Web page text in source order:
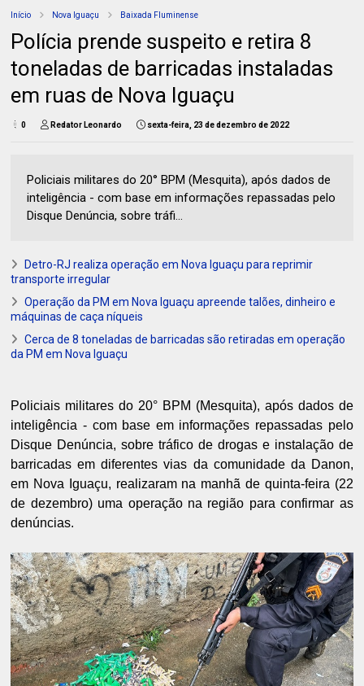
Início Nova Iguaçu Baixada Fluminense
Polícia prende suspeito e retira 8
toneladas de barricadas instaladas
em ruas de Nova Iguaçu
0 Redator Leonardo sexta-feira, 23 de dezembro de 2022
Policiais militares do 20° BPM (Mesquita), após dados de
inteligência - com base em informações repassadas pelo
Disque Denúncia, sobre tráfi...
Detro-RJ realiza operação em Nova Iguaçu para reprimir
transporte irregular
Operação da PM em Nova Iguaçu apreende talões, dinheiro e
máquinas de caça níqueis
Cerca de 8 toneladas de barricadas são retiradas em operação
da PM em Nova Iguaçu
Policiais militares do 20° BPM (Mesquita), após dados de
inteligência - com base em informações repassadas pelo
Disque Denúncia, sobre tráfico de drogas e instalação de
barricadas em diferentes vias da comunidade da Danon,
em Nova Iguaçu, realizaram na manhã de quinta-feira (22
de dezembro) uma operação na região para confirmar as
denúncias.